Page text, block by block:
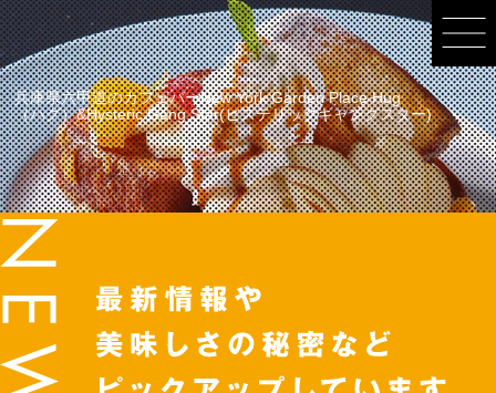
兵庫県六甲道のカフェバーNew York Garden Place Hug
（ハグ）&Hysteric Gang Star(ヒステリックギャングスター)